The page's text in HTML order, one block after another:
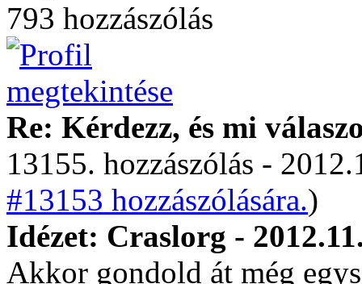
793 hozzászólás
Re: Kérdezz, és mi
13155. hozzászólás -
#13153 hozzászólására.)
Idézet: Craslorg -
Akkor gondold át még